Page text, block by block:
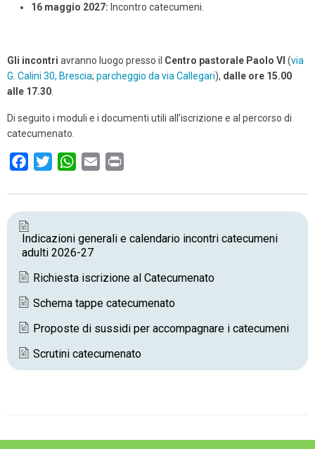
16 maggio 2027: Incontro catecumeni.
Gli incontri avranno luogo presso il Centro pastorale Paolo VI (via
G. Calini 30, Brescia; parcheggio da via Callegari), dalle ore 15.00
alle 17.30
Di seguito i moduli e i documenti utili all’iscrizione e al percorso di
catecumenato.
c
e
b
o
o
i
t
t
e
r
W
a
t
s
A
a
i
l
i
n
t
Indicazioni generali e calendario incontri catecumeni
adulti 2026-27
Richiesta iscrizione al Catecumenato
Schema tappe catecumenato
Proposte di sussidi per accompagnare i catecumeni
Scrutini catecumenato